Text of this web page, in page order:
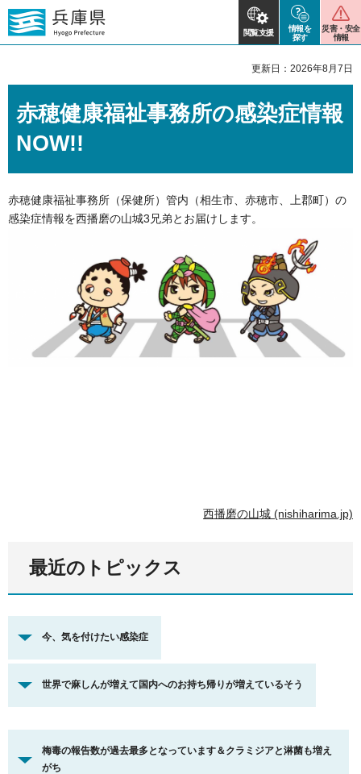
閲覧支援
情報を
探す
災害・安全
情報
更新日：2026年8月7日
赤穂健康福祉事務所の感染症情報
NOW!!
赤穂健康福祉事務所（保健所）管内（相生市、赤穂市、上郡町）の
感染症情報を西播磨の山城3兄弟とお届けします。
西播磨の山城 (nishiharima.jp)
最近のトピックス
今、気を付けたい感染症
世界で麻しんが増えて国内へのお持ち帰りが増えているそう
梅毒の報告数が過去最多となっています＆クラミジアと淋菌も増え
がち